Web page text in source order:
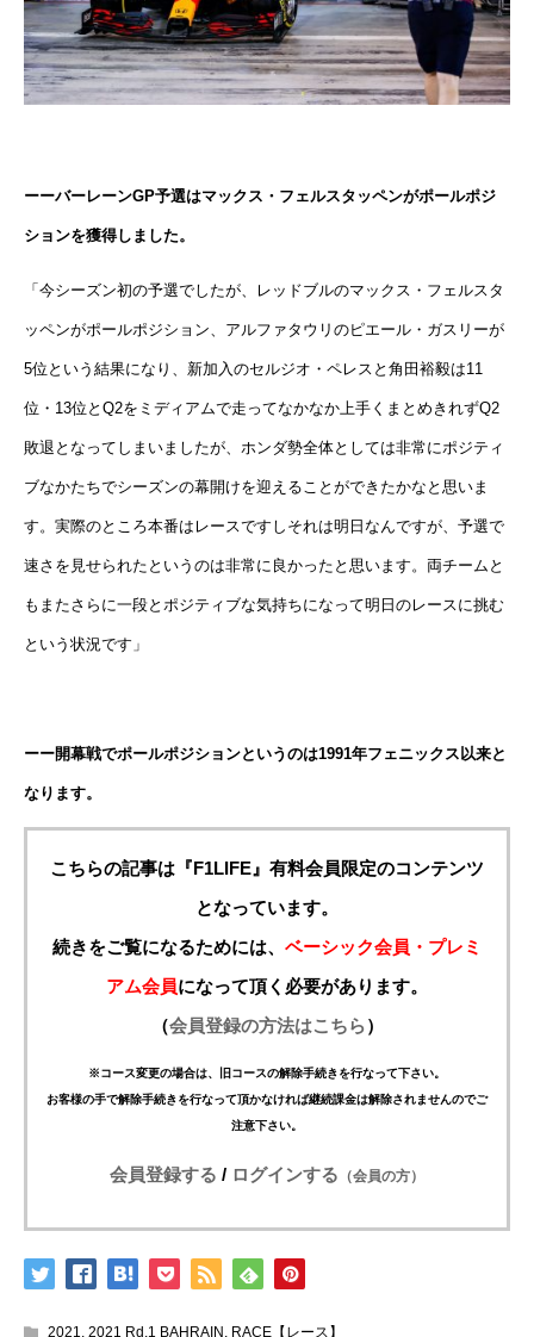
ーーバーレーンGP予選はマックス・フェルスタッペンがポールポジ
ションを獲得しました。
「今シーズン初の予選でしたが、レッドブルのマックス・フェルスタ
ッペンがポールポジション、アルファタウリのピエール・ガスリーが
5位という結果になり、新加入のセルジオ・ペレスと角田裕毅は11
位・13位とQ2をミディアムで走ってなかなか上手くまとめきれずQ2
敗退となってしまいましたが、ホンダ勢全体としては非常にポジティ
ブなかたちでシーズンの幕開けを迎えることができたかなと思いま
す。実際のところ本番はレースですしそれは明日なんですが、予選で
速さを見せられたというのは非常に良かったと思います。両チームと
もまたさらに一段とポジティブな気持ちになって明日のレースに挑む
という状況です」
ーー開幕戦でポールポジションというのは1991年フェニックス以来と
なります。
こちらの記事は『F1LIFE』有料会員限定のコンテンツ
となっています。
続きをご覧になるためには、 ベーシック会員・プレミ
アム会員になって頂く必要があります。
（会員登録の方法はこちら）
※コース変更の場合は、旧コースの解除手続きを行なって下さい。
お客様の手で解除手続きを行なって頂かなければ継続課金は解除されませんのでご
注意下さい。
会員登録する / ログインする （会員の方）
2021, 2021 Rd.1 BAHRAIN , RACE【レース】